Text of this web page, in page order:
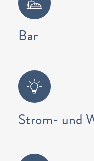
Bar
Strom- und